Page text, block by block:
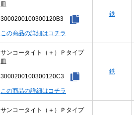
皿
3000200100300120B3
この商品の詳細はコチラ
鉄
サンコータイト（＋）Ｐタイプ
皿
3000200100300120C3
この商品の詳細はコチラ
鉄
サンコータイト（＋）Ｐタイプ